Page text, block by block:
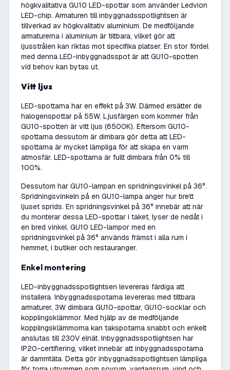
högkvalitativa GU10 LED-spottar som använder Ledvion
LED-chip. Armaturen till inbyggnadsspotlightsen är
tillverkad av högkvalitativ aluminium. De medföljande
armaturerna i aluminium är tiltbara, vilket gör att
ljusstrålen kan riktas mot specifika platser. En stor fördel
med denna LED-inbyggnadsspot är att GU10-spotten
vid behov kan bytas ut.
Vitt ljus
LED-spottarna har en effekt på 3W. Därmed ersätter de
halogenspottar på 55W. Ljusfärgen som kommer från
GU10-spotten är vitt ljus (6500K). Eftersom GU10-
spottarna dessutom är dimbara gör detta att LED-
spottarna är mycket lämpliga för att skapa en varm
atmosfär. LED-spottarna är fullt dimbara från 0% till
100%.
Dessutom har GU10-lampan en spridningsvinkel på 36°.
Spridningsvinkeln på en GU10-lampa anger hur brett
ljuset sprids. En spridningsvinkel på 36° innebär att när
du monterar dessa LED-spottar i taket, lyser de nedåt i
en bred vinkel. GU10 LED-lampor med en
spridningsvinkel på 36° används främst i alla rum i
hemmet, i butiker och restauranger.
Enkel montering
LED-inbyggnadsspotlightsen levereras färdiga att
installera. Inbyggnadsspotarna levereras med tiltbara
armaturer, 3W dimbara GU10-spottar, GU10-socklar och
kopplingsklämmor. Med hjälp av de medföljande
kopplingsklämmorna kan takspotarna snabbt och enkelt
anslutas till 230V elnät. Inbyggnadsspotlightsen har
IP20-certifiering, vilket innebär att inbyggnadsspotarna
är dammtäta. Detta gör inbyggnadsspotlightsen lämpliga